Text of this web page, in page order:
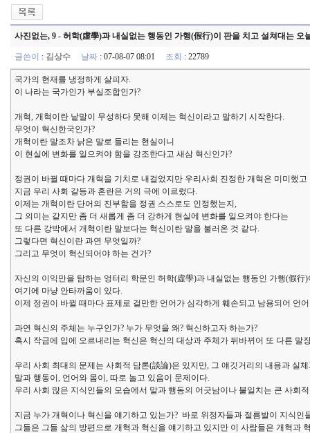
사진없는, 9 - 허학(虛學)과 내실없는 행동인 가행(假行)이 판을 치고 설쳐대는 오
글쓴이 : 김상수 날짜 : 07-08-07 08:01 조회 : 22789
국가의 현재를 냉정하게 살피자.
이 나라는 국가인가 부실조합인가?
개혁, 개혁이란 낱말이 무성하다 못해 이제는 혁신이라고 말하기 시작한다.
무엇이 혁신한국인가?
개혁이란 말조차 낡은 말로 들리는 현실이니
이 현실에 변화를 일으켜야 함을 강조한다고 새삼 혁신인가?
정권이 바뀔 때마다 개혁을 기치로 내걸었지만 우리사회 진정한 개혁은 미미했고
지금 우리 사회 갈등과 혼란은 거의 극에 이르렀다.
이제는 개혁이란 단어의 진부함을 정권 스스로도 인정했는지,
그 의미는 같지만 좀 더 새롭게 좀 더 강하게 현실에 변화를 일으켜야 한다는
또 다른 강박에서 개혁이란 말보다는 혁신이란 말을 불러온 것 같다.
그렇다면 혁신이란 과연 무엇일까?
그리고 무엇이 혁신되어야 하는 건가?
자신의 이익만을 탐하는 엉터리 학문인 허학(虛學)과 내실없는 행동인 가행(假
여기에 마냥 안타까움이 있다.
이제 정권이 바뀔 때마다 표제로 걸만한 언어가 심각하게 훼손되고 남용되어 언
과연 혁신의 주체는 누구인가? 누가 무엇을 왜? 혁신하고자 하는가?
혹시 작금에 입에 오르내리는 혁신은 혁신의 대상과 주체가 뒤바뀌어 또 다른 말
우리 사회 최대의 문제는 사회적 담론(談論)은 있지만, 그 얘깃거리의 내용과 실
말과 행동이, 언어와 몸이, 따로 놀고 있음이 문제이다.
우리 사회 많은 지식인들의 모습에서 말과 행동의 어긋남이나 불일치는 큰 사회
지금 누가 개혁이나 혁신을 얘기하고 있는가? 바로 위정자들과 절름발이 지식인
그들은 그들 삶의 방편으로 개혁과 혁신을 얘기하고 있지만 이 사람들은 개혁과